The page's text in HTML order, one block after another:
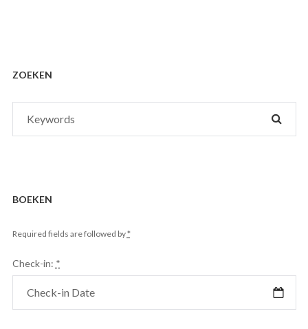
ZOEKEN
BOEKEN
Required fields are followed by*
Check-in: *